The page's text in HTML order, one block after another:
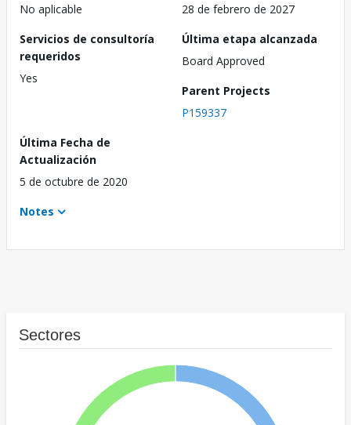
No aplicable
28 de febrero de 2027
Servicios de consultoría
requeridos
Yes
Última etapa alcanzada
Board Approved
Parent Projects
P159337
Última Fecha de
Actualización
5 de octubre de 2020
Notes
Sectores